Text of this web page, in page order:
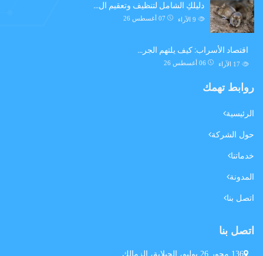
دليلكِ الشامل لتنظيف وتعقيم ال…
07 أغسطس 26 الآراء
اقتصاد الأسراب: كيف يلتهم الجر…
06 أغسطس 26 الآراء
روابط تهمك
الرئيسية
حول الشركة
خدماتنا
المدونة
اتصل بنا
اتصل بنا
136 محور 26 يوليو، الجبلاية، الزمالك